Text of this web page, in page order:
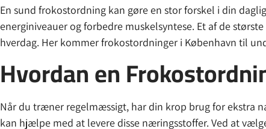
En sund frokostordning kan gøre en stor forskel i din
energiniveauer og forbedre muskelsyntese. Et af de
hverdag. Her kommer frokostordninger i København til
Hvordan en
Når du træner regelmæssigt, har din krop brug for ekstra
kan hjælpe med at levere disse næringsstoffer. Ved at